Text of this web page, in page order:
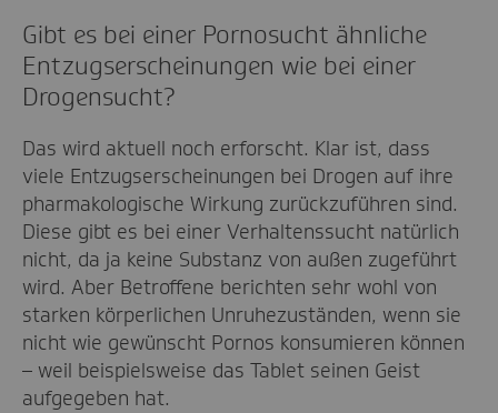
Gibt es bei einer Pornosucht ähnliche
Entzugserscheinungen wie bei einer
Drogensucht?
Das wird aktuell noch erforscht. Klar ist, dass
viele Entzugserscheinungen bei Drogen auf ihre
pharmakologische Wirkung zurückzuführen sind.
Diese gibt es bei einer Verhaltenssucht natürlich
nicht, da ja keine Substanz von außen zugeführt
wird. Aber Betroffene berichten sehr wohl von
starken körperlichen Unruhezuständen, wenn sie
nicht wie gewünscht Pornos konsumieren können
– weil beispielsweise das Tablet seinen Geist
aufgegeben hat.